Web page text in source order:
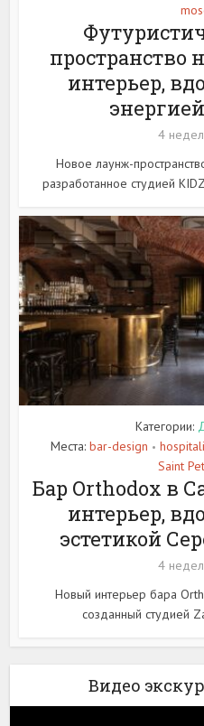
пространство
интерьер,
4
Новое лаунж-
разработанное студией
Категории:
Места: bar-design •
Saint
Бар Orthodox в
интерьер,
эстетикой
4
Новый интерьер бара
созданный студией
Видео